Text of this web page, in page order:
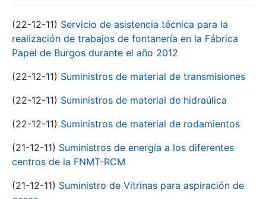
(22-12-11) Servicio de asistencia técnica para la
realización de trabajos de fontanería en la Fábrica
Papel de Burgos durante el año 2012
(22-12-11) Suministros de material de transmisiones
(22-12-11) Suministros de material de hidraúlica
(22-12-11) Suministros de material de rodamientos
(21-12-11) Suministros de energía a los diferentes
centros de la FNMT-RCM
(21-12-11) Suministro de Vitrinas para aspiración de